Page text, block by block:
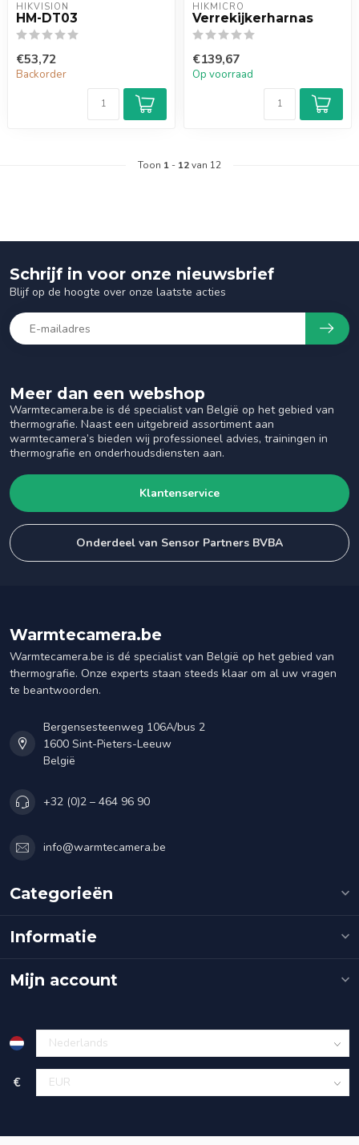
HIKVISION
HM-DT03
€53,72
Backorder
HIKMICRO
Verrekijkerharnas
€139,67
Op voorraad
Toon 1 - 12van 12
Meer dan een webshop
Warmtecamera.be is dé specialist van België op het gebied van
thermografie. Naast een uitgebreid assortiment aan
warmtecamera’s bieden wij professioneel advies, trainingen in
thermografie en onderhoudsdiensten aan.
Klantenservice
Onderdeel van Sensor Partners BVBA
Schrijf in voor onze nieuwsbrief
Blijf op de hoogte over onze laatste acties
Warmtecamera.be
Warmtecamera.be is dé specialist van België op het gebied van
thermografie. Onze experts staan steeds klaar om al uw vragen
te beantwoorden.
Bergensesteenweg 106A/bus 2
1600 Sint-Pieters-Leeuw
België
+32 (0)2 – 464 96 90
info@warmtecamera.be
Categorieën
Informatie
Mijn account
€